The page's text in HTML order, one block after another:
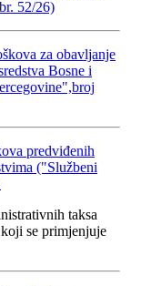
52/26)
za obavljanje
Bosne i
predviđenih
("Službeni
taksa
se primjenjuje